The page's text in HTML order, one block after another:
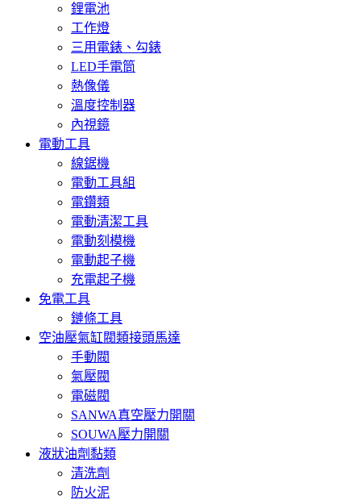
鋰電池
工作燈
三用電錶、勾錶
LED手電筒
熱像儀
溫度控制器
內視鏡
電動工具
線鋸機
電動工具組
電鑽類
電動清潔工具
電動刻模機
電動起子機
充電起子機
免電工具
鏈條工具
空油壓氣缸閥類接頭馬達
手動閥
氣壓閥
電磁閥
SANWA真空壓力開關
SOUWA壓力開關
液狀油劑黏類
清洗劑
防火泥